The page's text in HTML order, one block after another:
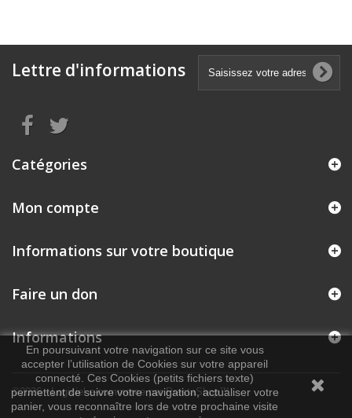
Lettre d'informations
Catégories
Mon compte
Informations sur votre boutique
Faire un don
En poursuivant votre navigation sur ce site vous
accepter l’utilisation de Cookies sur votre appareil
connecté. Ces Cookies (petits fichiers texte)
permettent de suivre votre navigation, actualiser votre
panier, vous reconnaître lors de votre prochaine visite
Informations
©2026 - Logiciel e-commerce par PrestaShop™